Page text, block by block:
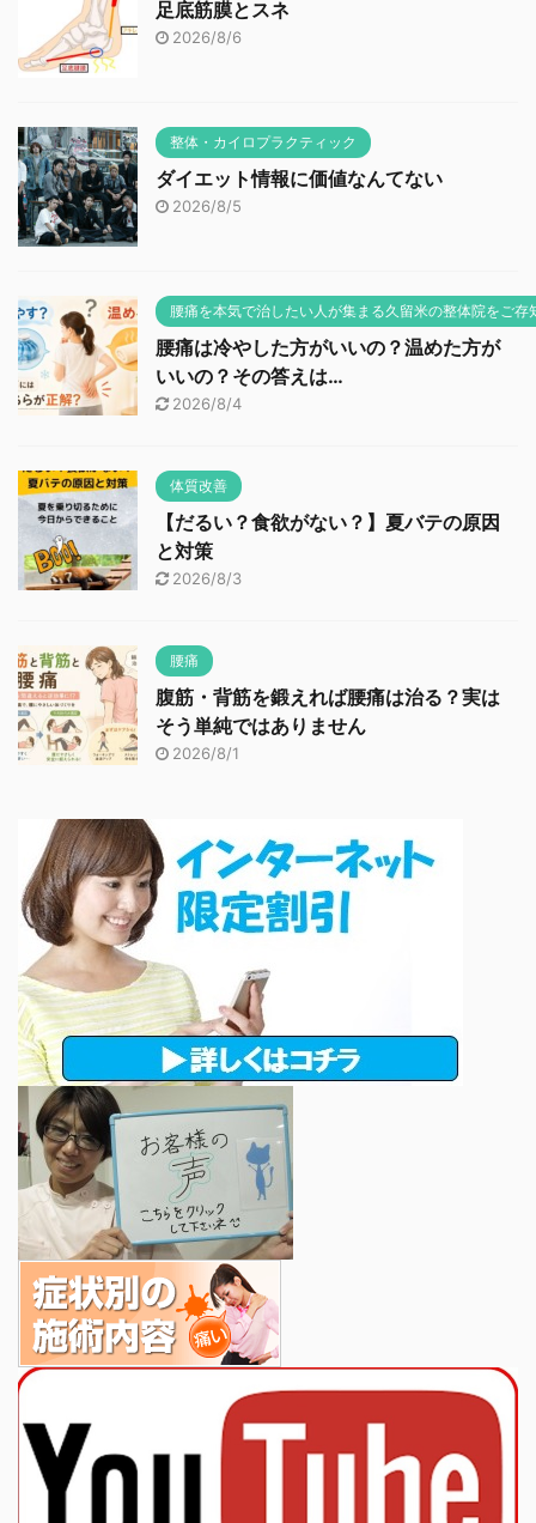
足底筋膜とスネ
2026/8/6
整体・カイロプラクティック
ダイエット情報に価値なんてない
2026/8/5
腰痛を本気で治したい人が集まる久留米の整体院をご存
腰痛は冷やした方がいいの？温めた方が
いいの？その答えは…
2026/8/4
体質改善
【だるい？食欲がない？】夏バテの原因
と対策
2026/8/3
腰痛
腹筋・背筋を鍛えれば腰痛は治る？実は
そう単純ではありません
2026/8/1